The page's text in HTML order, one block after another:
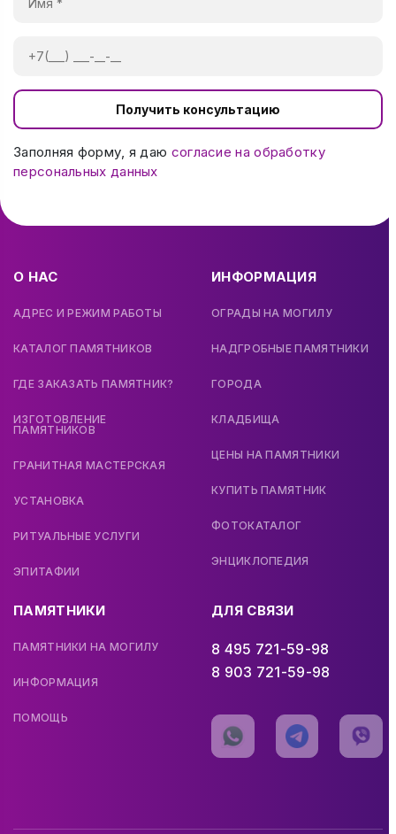
Получить консультацию
Заполняя форму, я даю согласие на обработку
персональных данных
О НАС
АДРЕС И РЕЖИМ РАБОТЫ
КАТАЛОГ ПАМЯТНИКОВ
ГДЕ ЗАКАЗАТЬ ПАМЯТНИК?
ИЗГОТОВЛЕНИЕ
ПАМЯТНИКОВ
ГРАНИТНАЯ МАСТЕРСКАЯ
УСТАНОВКА
РИТУАЛЬНЫЕ УСЛУГИ
ЭПИТАФИИ
ИНФОРМАЦИЯ
ОГРАДЫ НА МОГИЛУ
НАДГРОБНЫЕ ПАМЯТНИКИ
ГОРОДА
КЛАДБИЩА
ЦЕНЫ НА ПАМЯТНИКИ
КУПИТЬ ПАМЯТНИК
ФОТОКАТАЛОГ
ЭНЦИКЛОПЕДИЯ
ПАМЯТНИКИ
ПАМЯТНИКИ НА МОГИЛУ
ИНФОРМАЦИЯ
ПОМОЩЬ
ДЛЯ СВЯЗИ
8 495 721-59-98
8 903 721-59-98